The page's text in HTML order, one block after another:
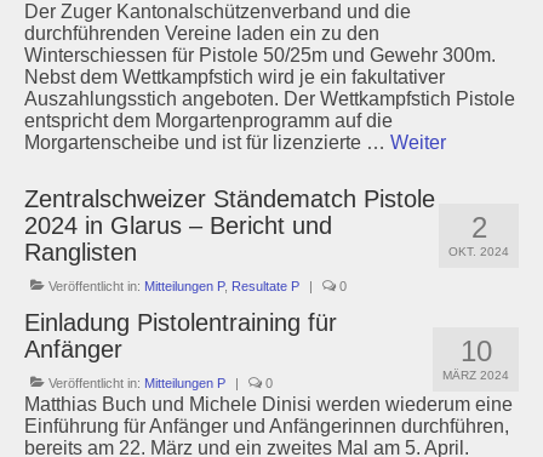
Der Zuger Kantonalschützenverband und die
durchführenden Vereine laden ein zu den
Winterschiessen für Pistole 50/25m und Gewehr 300m.
Nebst dem Wettkampfstich wird je ein fakultativer
Auszahlungsstich angeboten. Der Wettkampfstich Pistole
entspricht dem Morgartenprogramm auf die
Morgartenscheibe und ist für lizenzierte … Weiter
2
OKT. 2024
Zentralschweizer Ständematch Pistole
2024 in Glarus – Bericht und
Ranglisten
Veröffentlicht in: Mitteilungen P, Resultate P 0
10
MÄRZ 2024
Einladung Pistolentraining für
Anfänger
Veröffentlicht in: Mitteilungen P 0
Matthias Buch und Michele Dinisi werden wiederum eine
Einführung für Anfänger und Anfängerinnen durchführen,
bereits am 22. März und ein zweites Mal am 5. April.